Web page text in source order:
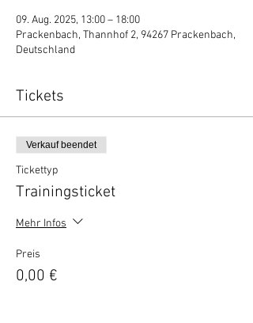
09. Aug. 2025, 13:00 – 18:00
Prackenbach, Thannhof 2, 94267 Prackenbach,
Deutschland
Tickets
Verkauf beendet
Tickettyp
Trainingsticket
Mehr Infos
Preis
0,00 €